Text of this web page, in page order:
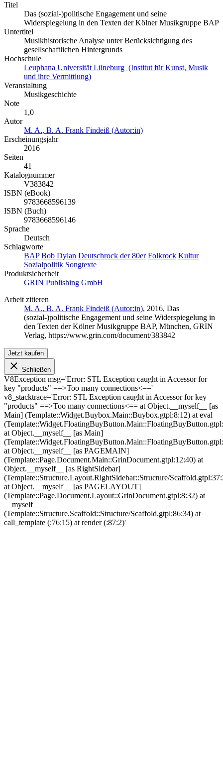
Titel
Das (sozial-)politische Engagement und seine
Widerspiegelung in den Texten der Kölner Musikgruppe BAP
Untertitel
Musikhistorische Analyse unter Berücksichtigung des
gesellschaftlichen Hintergrunds
Hochschule
Leuphana Universität Lüneburg (Institut für Kunst, Musik
und ihre Vermittlung)
Veranstaltung
Musikgeschichte
Note
1,0
Autor
M. A., B. A. Frank Findeiß (Autor:in)
Erscheinungsjahr
2016
Seiten
41
Katalognummer
V383842
ISBN (eBook)
9783668596139
ISBN (Buch)
9783668596146
Sprache
Deutsch
Schlagworte
BAP Bob Dylan Deutschrock der 80er Folkrock Kultur
Sozialpolitik Songtexte
Produktsicherheit
GRIN Publishing GmbH
Arbeit zitieren
M. A., B. A. Frank Findeiß (Autor:in), 2016, Das
(sozial-)politische Engagement und seine Widerspiegelung in
den Texten der Kölner Musikgruppe BAP, München, GRIN
Verlag, https://www.grin.com/document/383842
Jetzt kaufen
Schließen
V8Exception msg='Error: STL Exception caught in Accessor for
key "products" ==>Too many connections<=='
v8_stacktrace='Error: STL Exception caught in Accessor for key
"products" ==>Too many connections<== at Object.__myself__ [as
Main] (Template::Widget.Buybox.Main::Buybox.gtpl:8:12) at eval
at Object.__myself__ [as Main]
at Object.__myself__ [as PAGEMAIN]
(Template::Page.Document.Main::GrinDocument.gtpl:12:40) at
Object.__myself__ [as RightSidebar]
(Template::Structure.Layout.RightSidebar::Structure/
at Object.__myself__ [as PAGELAYOUT]
(Template::Page.Document.Layout::GrinDocument.gtpl:8:32) at
__myself__
(Template::Structure.Scaffold::Structure/Scaffold.gtpl:86:34) at
call_template (:76:15) at render (:87:2)'